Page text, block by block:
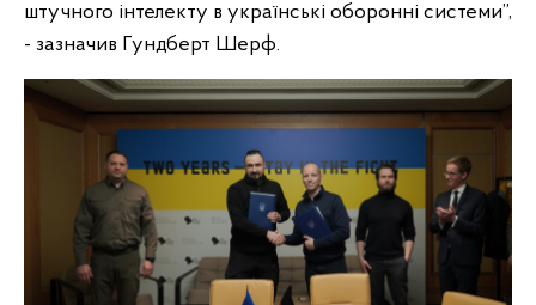
штучного інтелекту в українські оборонні системи”,
- зазначив Гундберт Шерф.